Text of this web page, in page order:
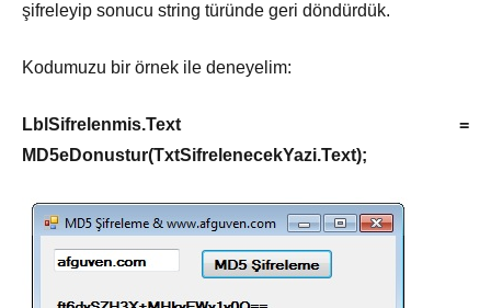
şifreleyip sonucu string türünde geri döndürdük.
Kodumuzu bir örnek ile deneyelim:
LblSifrelenmis.Text =
MD5eDonustur(TxtSifrelenecekYazi.Text);